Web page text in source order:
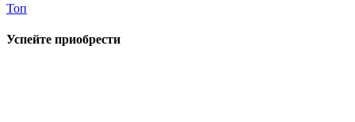
Топ
Успейте приобрести